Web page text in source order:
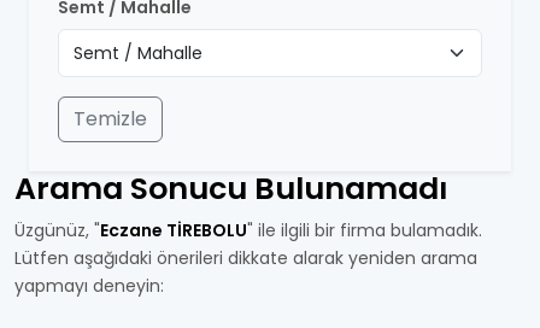
Semt / Mahalle
Temizle
Arama Sonucu Bulunamadı
Üzgünüz, "Eczane TİREBOLU" ile ilgili bir firma bulamadık.
Lütfen aşağıdaki önerileri dikkate alarak yeniden arama
yapmayı deneyin: